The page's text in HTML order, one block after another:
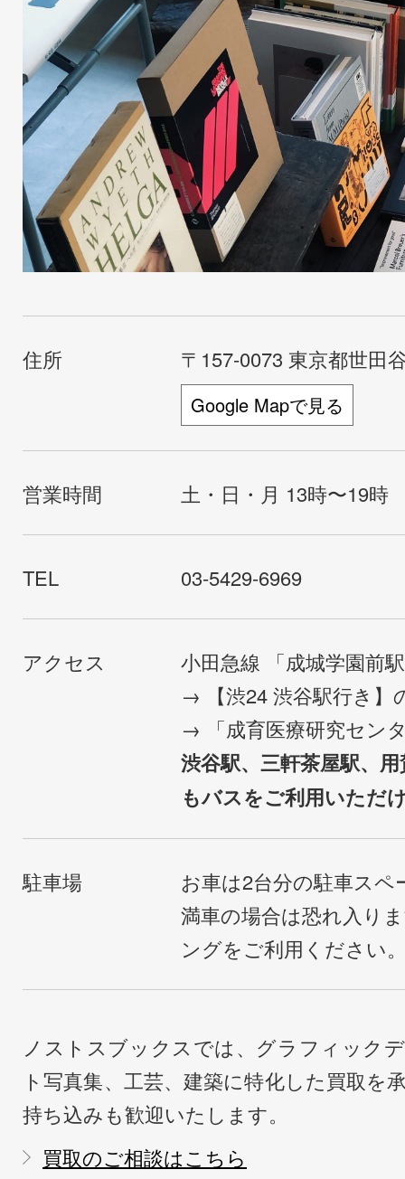
住所 〒157-0073 東京都世田
Google Mapで見る
営業時間 土・日・月 13時〜19時
TEL 03-5429-6969
アクセス
小田急線 「成城学園前
→ 【渋24 渋谷駅行き】
→ 「成育医療研究セン
渋谷駅、三軒茶屋駅、
もバスをご利用いただ
駐車場
お車は2台分の駐車ス
満車の場合は恐れ入り
ングをご利用ください
ノストスブックスでは、グラフィック
ト写真集、工芸、建築に特化した買取を
持ち込みも歓迎いたします。
買取のご相談はこちら